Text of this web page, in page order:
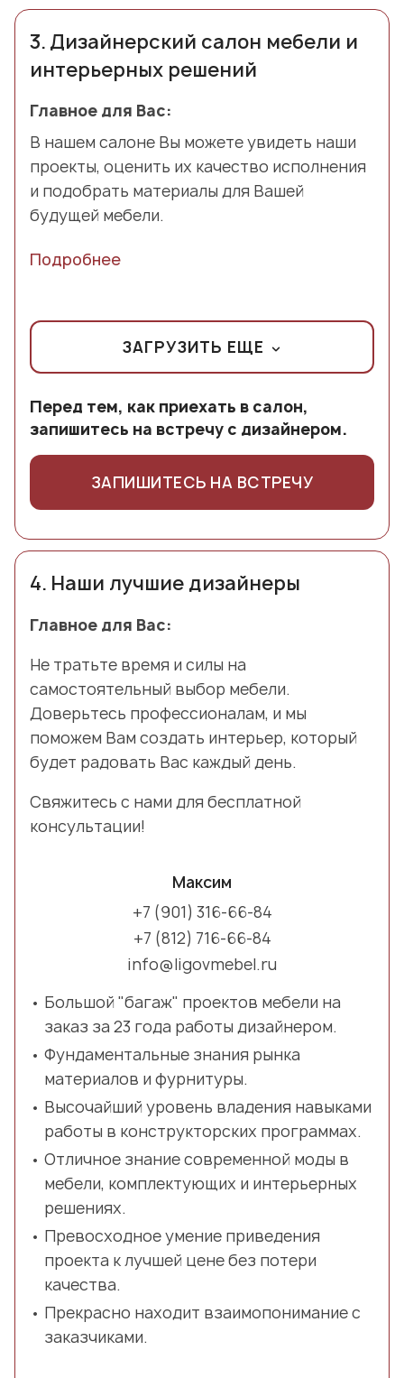
3. Дизайнерский салон мебели и
интерьерных решений
Главное для Вас:
В нашем салоне Вы можете увидеть наши
проекты, оценить их качество исполнения
и подобрать материалы для Вашей
будущей мебели.
Подробнее
ЗАГРУЗИТЬ ЕЩЕ
Перед тем, как приехать в салон,
запишитесь на встречу с дизайнером.
ЗАПИШИТЕСЬ НА ВСТРЕЧУ
4. Наши лучшие дизайнеры
Главное для Вас:
Не тратьте время и силы на
самостоятельный выбор мебели.
Доверьтесь профессионалам, и мы
поможем Вам создать интерьер, который
будет радовать Вас каждый день.
Свяжитесь с нами для бесплатной
консультации!
Максим
+7 (901) 316-66-84
+7 (812) 716-66-84
info@ligovmebel.ru
Большой "багаж" проектов мебели на
заказ за 23 года работы дизайнером.
Фундаментальные знания рынка
материалов и фурнитуры.
Высочайший уровень владения навыками
работы в конструкторских программах.
Отличное знание современной моды в
мебели, комплектующих и интерьерных
решениях.
Превосходное умение приведения
проекта к лучшей цене без потери
качества.
Прекрасно находит взаимопонимание с
заказчиками.